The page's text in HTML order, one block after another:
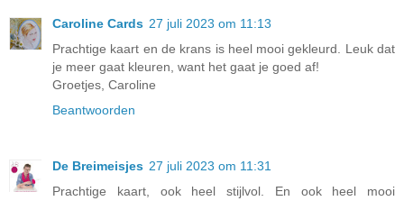
Caroline Cards 27 juli 2023 om 11:13
Prachtige kaart en de krans is heel mooi gekleurd. Leuk dat
je meer gaat kleuren, want het gaat je goed af!
Groetjes, Caroline
Beantwoorden
De Breimeisjes 27 juli 2023 om 11:31
Prachtige kaart, ook heel stijlvol. En ook heel mooi